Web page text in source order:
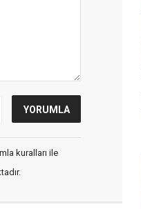
kuralları ile